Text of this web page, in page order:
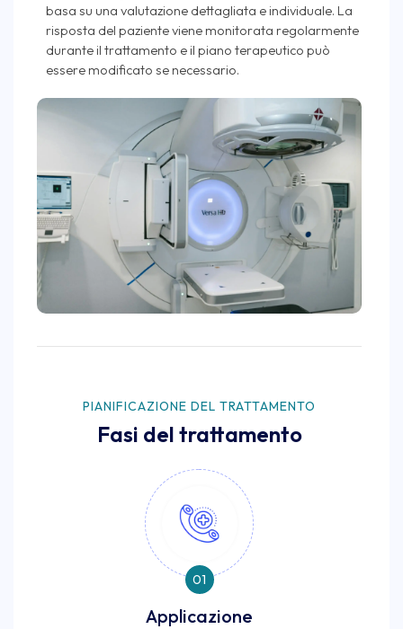
basa su una valutazione dettagliata e individuale. La
risposta del paziente viene monitorata regolarmente
durante il trattamento e il piano terapeutico può
essere modificato se necessario.
PIANIFICAZIONE DEL TRATTAMENTO
Fasi del trattamento
01
Applicazione